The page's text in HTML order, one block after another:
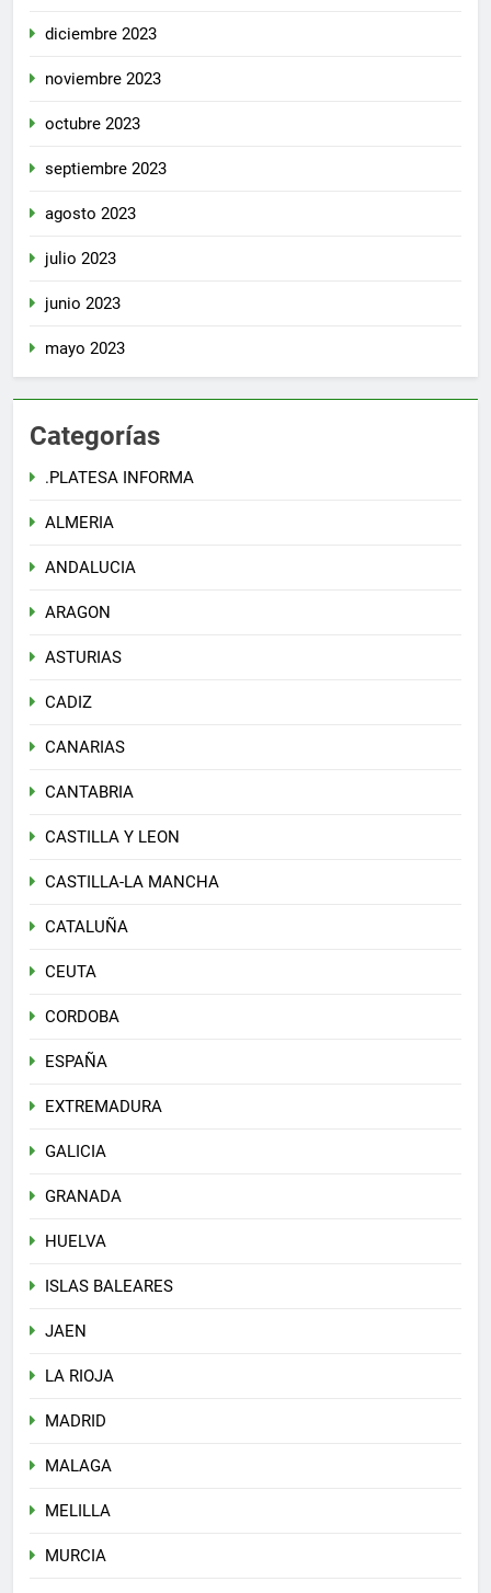
diciembre 2023
noviembre 2023
octubre 2023
septiembre 2023
agosto 2023
julio 2023
junio 2023
mayo 2023
Categorías
.PLATESA INFORMA
ALMERIA
ANDALUCIA
ARAGON
ASTURIAS
CADIZ
CANARIAS
CANTABRIA
CASTILLA Y LEON
CASTILLA-LA MANCHA
CATALUÑA
CEUTA
CORDOBA
ESPAÑA
EXTREMADURA
GALICIA
GRANADA
HUELVA
ISLAS BALEARES
JAEN
LA RIOJA
MADRID
MALAGA
MELILLA
MURCIA